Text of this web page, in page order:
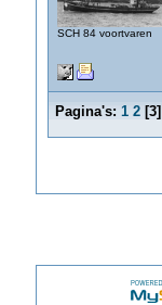
SCH 84 voortvaren
Pagina's: 1 2[3]